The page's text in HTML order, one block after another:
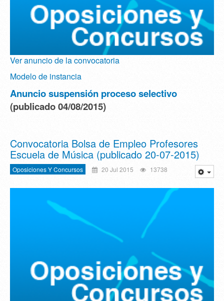
Ver anuncio de la convocatoria
Modelo de instancia
Anuncio suspensión proceso selectivo
(publicado 04/08/2015)
Convocatoria Bolsa de Empleo Profesores
Escuela de Música (publicado 20-07-2015)
Oposiciones Y Concursos 20 Jul 2015 13738